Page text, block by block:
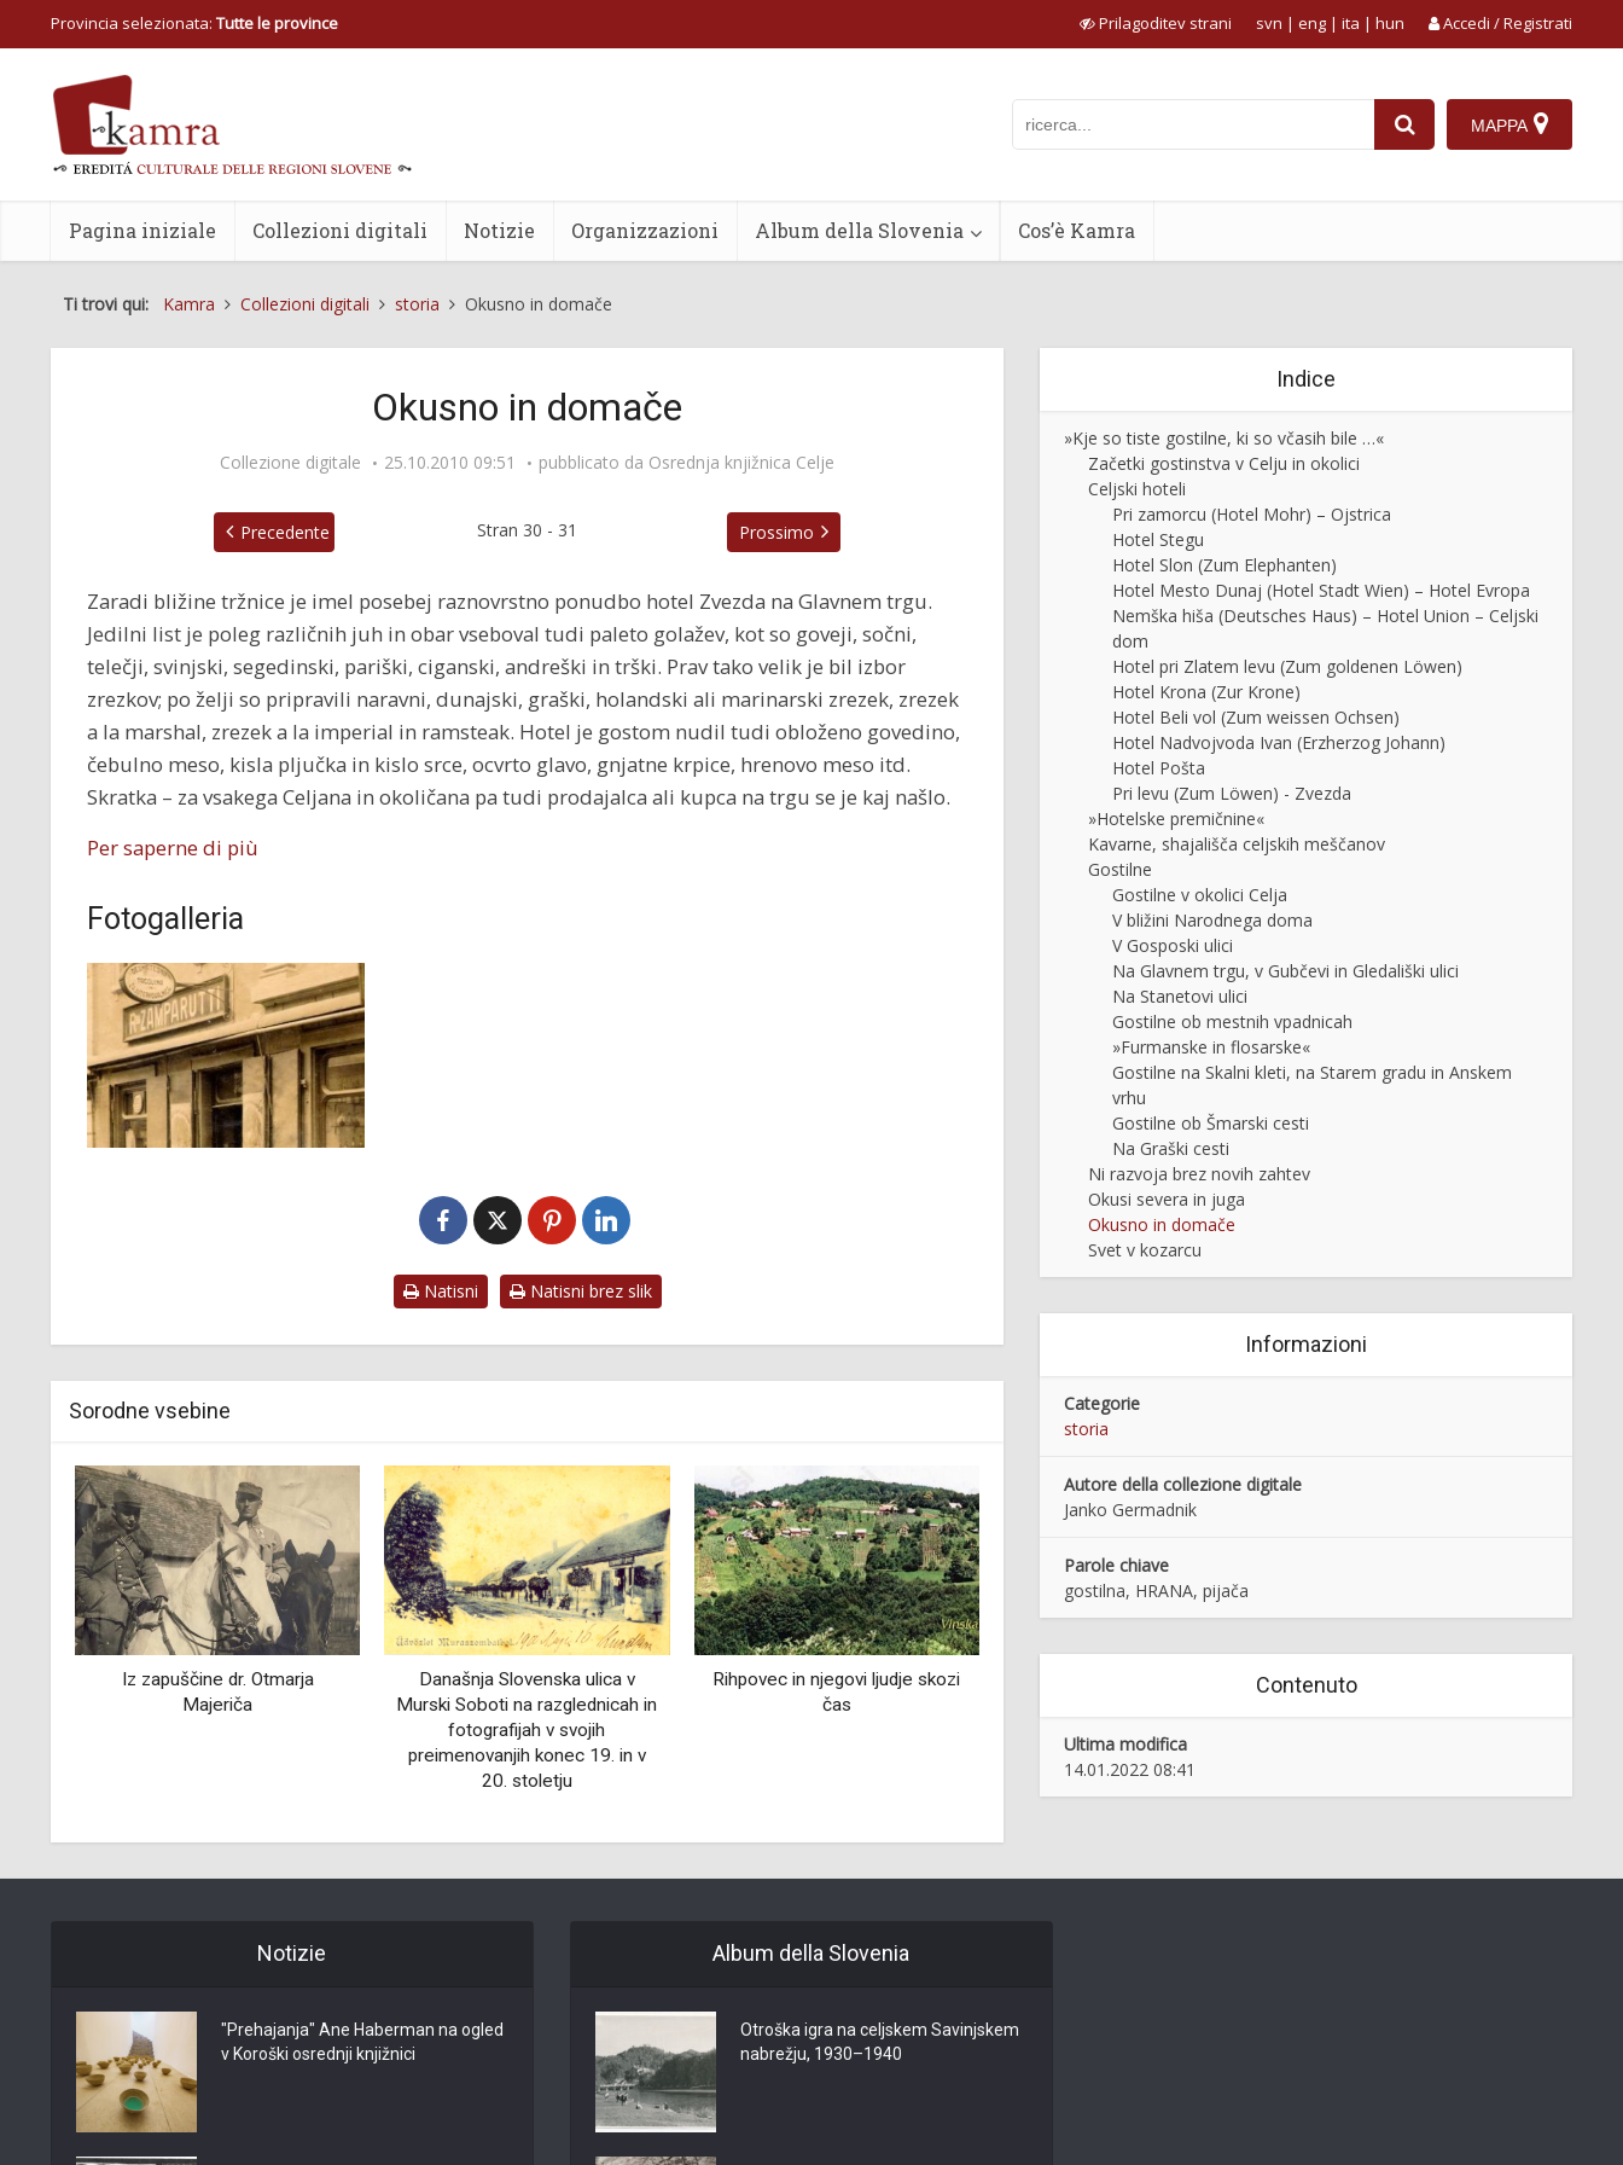
Provincia selezionata: Tutte le province Prilagoditev strani Accedi / Registrati
svn | eng | ita | hun
MAPPA
Pagina iniziale Collezioni digitali Notizie Organizzazioni Album della Slovenia Cos’è Kamra
Ti trovi qui: Kamra Collezioni digitali storia Okusno in domače
Okusno in domače
Collezione digitale 25.10.2010 09:51 pubblicato da Osrednja knjižnica Celje
Stran 30 - 31
Precedente Prossimo
Zaradi bližine tržnice je imel posebej raznovrstno ponudbo hotel Zvezda na Glavnem trgu.
Jedilni list je poleg različnih juh in obar vseboval tudi paleto golažev, kot so goveji, sočni,
telečji, svinjski, segedinski, pariški, ciganski, andreški in trški. Prav tako velik je bil izbor
zrezkov; po želji so pripravili naravni, dunajski, graški, holandski ali marinarski zrezek, zrezek
a la marshal, zrezek a la imperial in ramsteak. Hotel je gostom nudil tudi obloženo govedino,
čebulno meso, kisla pljučka in kislo srce, ocvrto glavo, gnjatne krpice, hrenovo meso itd.
Skratka – za vsakega Celjana in okoličana pa tudi prodajalca ali kupca na trgu se je kaj našlo.
Per saperne di più
Fotogalleria
Natisni Natisni brez slik
Sorodne vsebine
Današnja Slovenska ulica v
Murski Soboti na razglednicah in
Rihpovec in njegovi ljudje skozi
čas
Učilne zidane v sevniški občini
Ptuj in Ormož z okolico na
Indice
»Kje so tiste gostilne, ki so včasih bile …«
Začetki gostinstva v Celju in okolici
Celjski hoteli
Pri zamorcu (Hotel Mohr) – Ojstrica
Hotel Stegu
Hotel Slon (Zum Elephanten)
Hotel Mesto Dunaj (Hotel Stadt Wien) – Hotel Evropa
Nemška hiša (Deutsches Haus) – Hotel Union – Celjski
dom
Hotel pri Zlatem levu (Zum goldenen Löwen)
Hotel Krona (Zur Krone)
Hotel Beli vol (Zum weissen Ochsen)
Hotel Nadvojvoda Ivan (Erzherzog Johann)
Hotel Pošta
Pri levu (Zum Löwen) - Zvezda
»Hotelske premičnine«
Kavarne, shajališča celjskih meščanov
Gostilne
Gostilne v okolici Celja
V bližini Narodnega doma
V Gosposki ulici
Na Glavnem trgu, v Gubčevi in Gledališki ulici
Na Stanetovi ulici
Gostilne ob mestnih vpadnicah
»Furmanske in flosarske«
Gostilne na Skalni kleti, na Starem gradu in Anskem
vrhu
Gostilne ob Šmarski cesti
Na Graški cesti
Ni razvoja brez novih zahtev
Okusi severa in juga
Okusno in domače
Svet v kozarcu
Informazioni
Categorie
storia
Autore della collezione digitale
Janko Germadnik
Parole chiave
gostilna, HRANA, pijača
Contenuto
Ultima modifica
14.01.2022 08:41
Notizie
"Prehajanja" Ane Haberman na ogled
v Koroški osrednji knjižnici
Album della Slovenia
Otroška igra na celjskem Savinjskem
nabrežju, 1930–1940